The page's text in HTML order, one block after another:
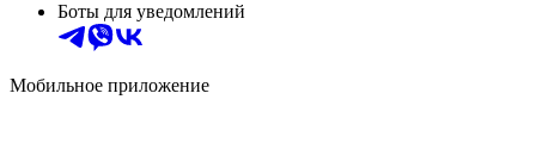
Боты для уведомлений
Мобильное приложение